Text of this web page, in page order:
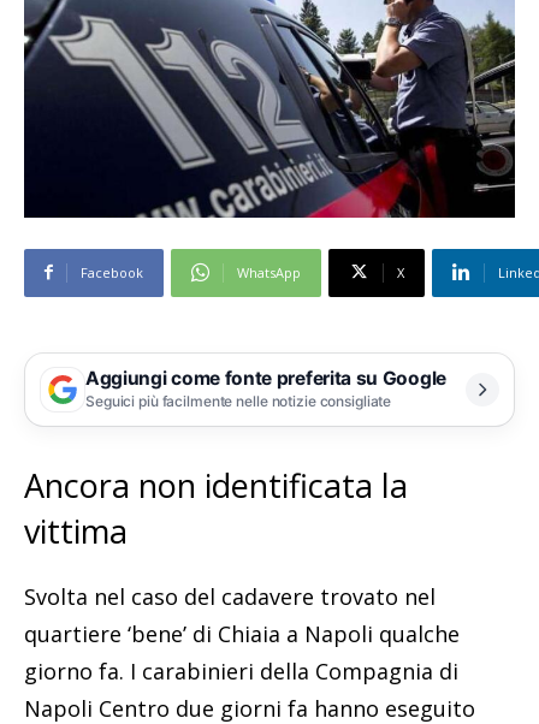
Facebook WhatsApp X
Aggiungi come fonte preferita su Google
Seguici più facilmente nelle notizie consigliate
Ancora non identificata la
vittima
Svolta nel caso del cadavere trovato nel
quartiere ‘bene’ di Chiaia a Napoli qualche
giorno fa. I carabinieri della Compagnia di
Napoli Centro due giorni fa hanno eseguito